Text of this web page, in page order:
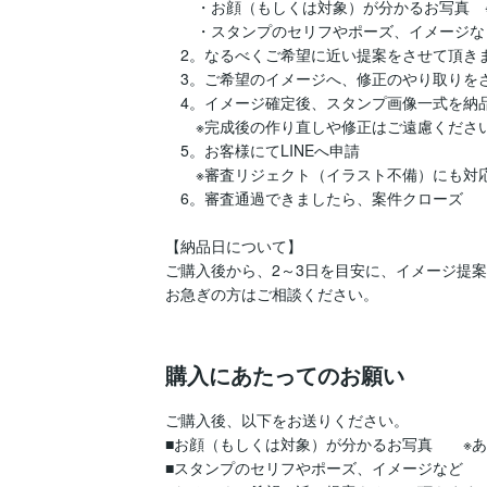
・お顔（もしくは対象）が分かるお写真　
・スタンプのセリフやポーズ、イメージ
2。なるべくご希望に近い提案をさせて頂き
3。ご希望のイメージへ、修正のやり取りを
4。イメージ確定後、スタンプ画像一式を納
※完成後の作り直しや修正はご遠慮くださ
5。お客様にてLINEへ申請
※審査リジェクト（イラスト不備）にも対
6。審査通過できましたら、案件クローズ
【納品日について】
ご購入後から、2～3日を目安に、イメージ提
お急ぎの方はご相談ください。
購入にあたってのお願い
ご購入後、以下をお送りください。
■お顔（もしくは対象）が分かるお写真　　※
■スタンプのセリフやポーズ、イメージなど